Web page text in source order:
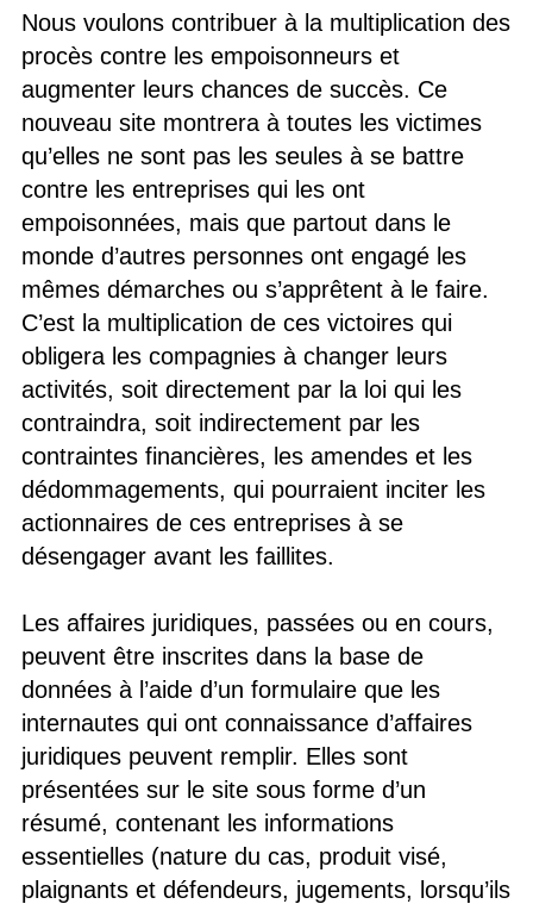
Nous voulons contribuer à la multiplication des
procès contre les empoisonneurs et
augmenter leurs chances de succès. Ce
nouveau site montrera à toutes les victimes
qu’elles ne sont pas les seules à se battre
contre les entreprises qui les ont
empoisonnées, mais que partout dans le
monde d’autres personnes ont engagé les
mêmes démarches ou s’apprêtent à le faire.
C’est la multiplication de ces victoires qui
obligera les compagnies à changer leurs
activités, soit directement par la loi qui les
contraindra, soit indirectement par les
contraintes financières, les amendes et les
dédommagements, qui pourraient inciter les
actionnaires de ces entreprises à se
désengager avant les faillites.
Les affaires juridiques, passées ou en cours,
peuvent être inscrites dans la base de
données à l’aide d’un formulaire que les
internautes qui ont connaissance d’affaires
juridiques peuvent remplir. Elles sont
présentées sur le site sous forme d’un
résumé, contenant les informations
essentielles (nature du cas, produit visé,
plaignants et défendeurs, jugements, lorsqu’ils